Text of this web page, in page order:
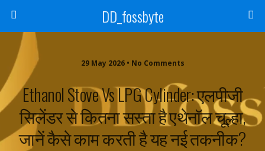
DD_fossbyte
29 May 2026 • No Comments
Ethanol Stove Vs LPG Cylinder: एलपीजी
सिलेंडर से कितना सस्ता है एथेनॉल चूल्हा,
जानें कैसे काम करती है यह नई तकनीक?